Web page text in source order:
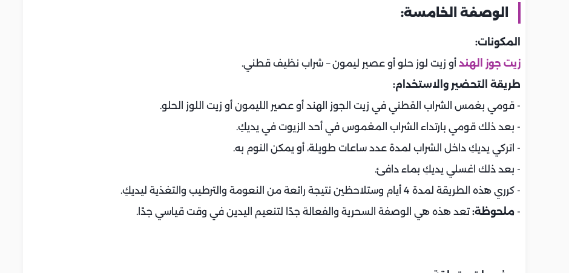
الوصفة الخامسة:
المكونات:
زيت جوز الهند أو زيت لوز حلو أو عصير ليمون – شراب نظيف قطني.
طريقة التحضير والاستخدام:
- قومي بغمس الشراب القطني في زيت الجوز الهند أو عصير الليمون أو زيت اللوز الحلو.
- بعد ذلك قومي بارتداء الشراب المغموس في أحد الزيوت في يديكِ.
- اتركي يديكِ داخل الشراب لمدة عدد ساعات طويلة، أو يمكن النوم به.
- بعد ذلك اغسلي يديكِ بماء دافئ.
- كرري هذه الطريقة لمدة 4 أيام وستلاحظين نتيجة رائعة من النعومة والترطيب والتغذية ليديكِ.
- ملحوظة: تعد هذه هي الوصفة السحرية والفعالة جدًا لتنعيم اليدين في وقت قياسي جدًا.